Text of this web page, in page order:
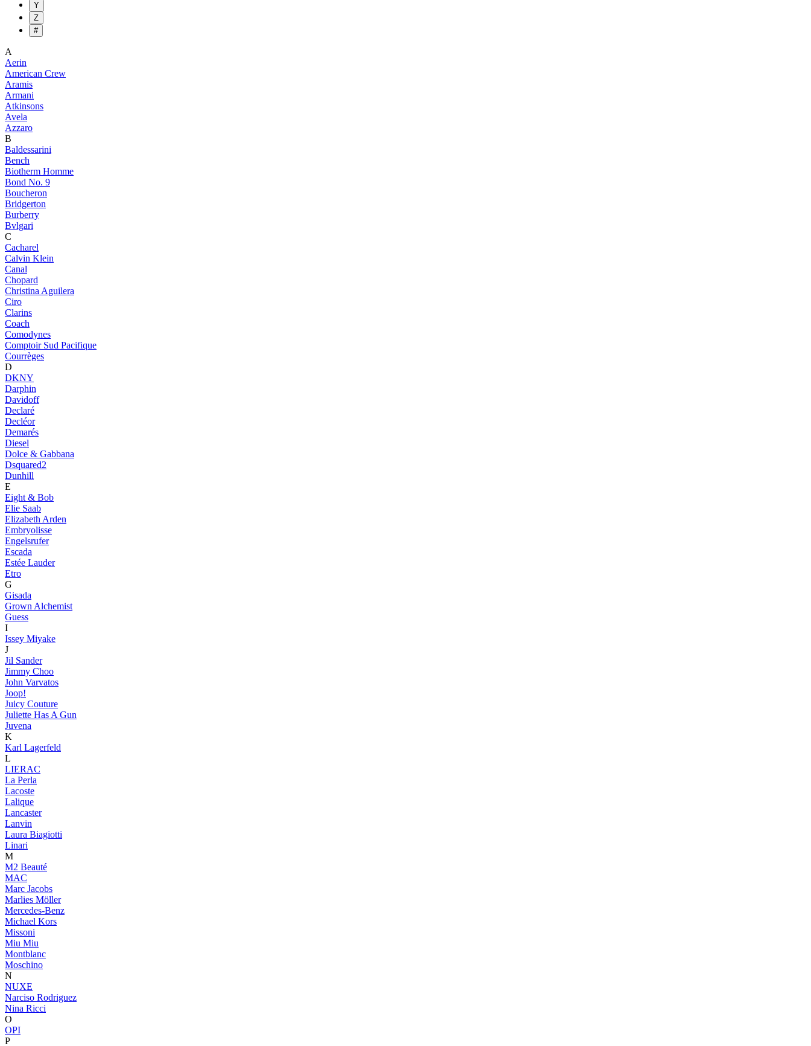
Y
Z
#
A
Aerin
American Crew
Aramis
Armani
Atkinsons
Avela
Azzaro
B
Baldessarini
Bench
Biotherm Homme
Bond No. 9
Boucheron
Bridgerton
Burberry
Bvlgari
C
Cacharel
Calvin Klein
Canal
Chopard
Christina Aguilera
Ciro
Clarins
Coach
Comodynes
Comptoir Sud Pacifique
Courrèges
D
DKNY
Darphin
Davidoff
Declaré
Decléor
Demarés
Diesel
Dolce & Gabbana
Dsquared2
Dunhill
E
Eight & Bob
Elie Saab
Elizabeth Arden
Embryolisse
Engelsrufer
Escada
Estée Lauder
Etro
G
Gisada
Grown Alchemist
Guess
I
Issey Miyake
J
Jil Sander
Jimmy Choo
John Varvatos
Joop!
Juicy Couture
Juliette Has A Gun
Juvena
K
Karl Lagerfeld
L
LIERAC
La Perla
Lacoste
Lalique
Lancaster
Lanvin
Laura Biagiotti
Linari
M
M2 Beauté
MAC
Marc Jacobs
Marlies Möller
Mercedes-Benz
Michael Kors
Missoni
Miu Miu
Montblanc
Moschino
N
NUXE
Narciso Rodriguez
Nina Ricci
O
OPI
P